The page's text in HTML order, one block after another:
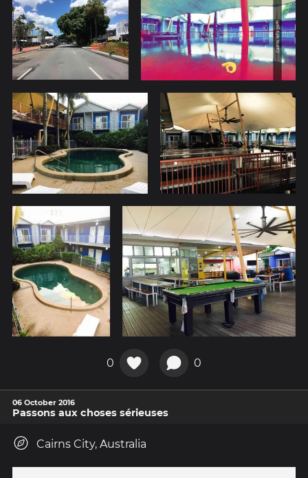
0 0
06 October 2016
Passons aux choses sérieuses
Cairns City, Australia